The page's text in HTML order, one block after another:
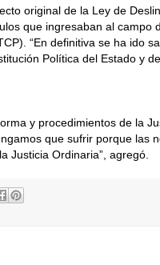
original de la Ley de
que ingresaban al campo
“En definitiva se ha ido
Política del Estado y
y procedimientos de la
que sufrir porque las
Justicia Ordinaria”, agregó.